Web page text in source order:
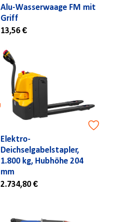
Alu-Wasserwaage FM mit
Griff
13,56 €
Elektro-
Deichselgabelstapler,
1.800 kg, Hubhöhe 204
mm
2.734,80 €